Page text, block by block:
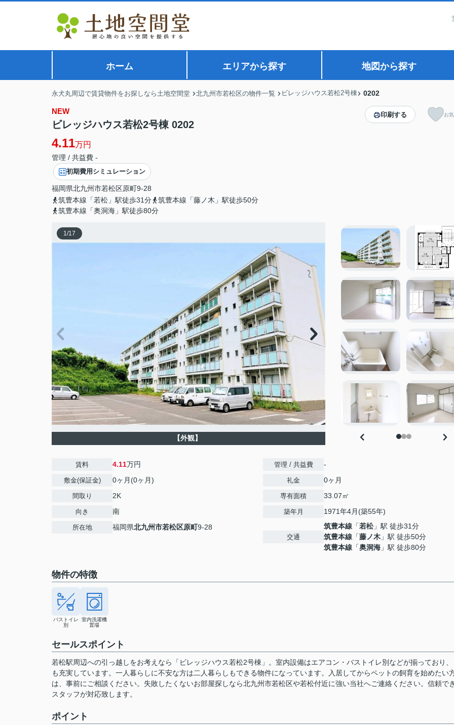
ホーム エリアから探す 地図から探す
永犬丸周辺で賃貸物件をお探しなら土地空間堂 北九州市若松区の物件一覧 ビレッジハウス若松2号棟 0202
NEW
ビレッジハウス若松2号棟 0202
4.11万円
管理 / 共益費 -
初期費用シミュレーション
福岡県北九州市若松区原町9-28
筑豊本線「若松」駅徒歩31分
筑豊本線「藤ノ木」駅徒歩50分
筑豊本線「奥洞海」駅徒歩80分
印刷する お
1/17
【外観】
賃料 4.11万円
敷金(保証金) 0ヶ月(0ヶ月)
間取り 2K
向き 南
所在地 福岡県北九州市若松区原町9-28
管理 / 共益費 -
礼金 0ヶ月
専有面積 33.07㎡
築年月 1971年4月(築55年)
交通
筑豊本線 「若松」駅 徒歩31分
筑豊本線 「藤ノ木 」駅 徒歩50分
筑豊本線 「奥洞海 」駅 徒歩80分
物件の特徴
バストイレ
別
室内洗濯機
置場
セールスポイント
若松駅周辺への引っ越しをお考えなら「ビレッジハウス若松2号棟」。室内設備はエアコン・バストイレ別などが揃っており
も充実しています。一人暮らしに不安な方は二人暮らしもできる物件になっています。入居してからペットの飼育を始めたい
は、事前にご相談ください。失敗したくないお部屋探しなら北九州市若松区や若松付近に強い当社へご連絡ください。信頼で
スタッフが対応致します。
ポイント